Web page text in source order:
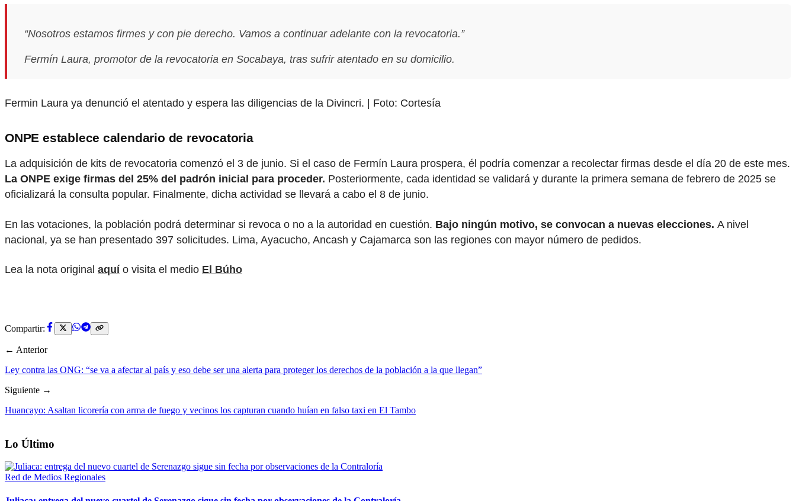
“Nosotros estamos firmes y con pie derecho. Vamos a continuar adelante con la revocatoria.”
Fermín Laura, promotor de la revocatoria en Socabaya, tras sufrir atentado en su domicilio.
Fermin Laura ya denunció el atentado y espera las diligencias de la Divincri. | Foto: Cortesía
ONPE establece calendario de revocatoria
La adquisición de kits de revocatoria comenzó el 3 de junio. Si el caso de Fermín Laura prospera, él podría comenzar a recolectar firmas desde el día 20 de este mes.
La ONPE exige firmas del 25% del padrón inicial para proceder. Posteriormente, cada identidad se validará y durante la primera semana de febrero de 2025 se
oficializará la consulta popular. Finalmente, dicha actividad se llevará a cabo el 8 de junio.
En las votaciones, la población podrá determinar si revoca o no a la autoridad en cuestión. Bajo ningún motivo, se convocan a nuevas elecciones. A nivel
nacional, ya se han presentado 397 solicitudes. Lima, Ayacucho, Ancash y Cajamarca son las regiones con mayor número de pedidos.
Lea la nota original aquí o visita el medio El Búho
Compartir:
← Anterior
Ley contra las ONG: “se va a afectar al país y eso debe ser una alerta para proteger los derechos de la población a la que llegan”
Siguiente →
Huancayo: Asaltan licorería con arma de fuego y vecinos los capturan cuando huían en falso taxi en El Tambo
Lo Último
Red de Medios Regionales